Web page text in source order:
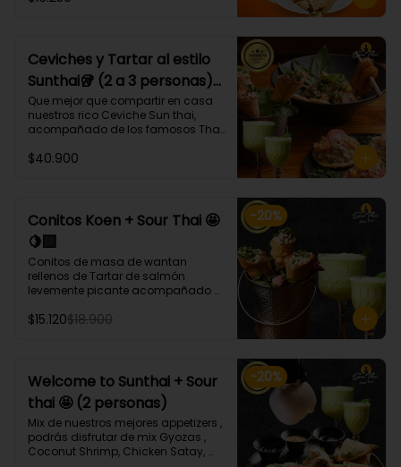
Ceviches y Tartar al estilo
Sunthai🥡 (2 a 3 personas)
🐙🐟🍤
Que mejor que compartir en casa
nuestros rico Ceviche Sun thai,
acompañado de los famosos Tha
de nuestro gran Sour thai.
de atún, pulpo, camarón, cebolla
morada, apio, pimentón, cilantro,
leche de tigre, acompañado de
calamares apanados en panko y
coco.)🌶️
* Tha ko (3 unidades) (Taquitos de
masa de wantan con un mix de
tártaro atún, bañados en
chalaquita en ají amarillo y
(Conitos de masa de wantan
rellenos de
Tartar de salmón levemente
picante.)
* 1 Porción Sour thai (Pisco de 35°,
leche de coco, albahaca, jengibre.
jugo de limón)
$40.900
-20%
Conitos Koen + Sour Thai 🤩
🍋‍🟩
Conitos de masa de wantan
rellenos de Tartar de salmón
levemente picante acompañado
Unidades)
$15.120$18.900
-20%
Welcome to Sunthai + Sour
thai 🤩 (2 personas)
Mix de nuestros mejores appetizers ,
podrás disfrutar de mix Gyozas ,
Coconut Shrimp, Chicken Satay,